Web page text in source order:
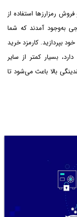
رمزارزها استفاده از
به‌وجود آمدند که شما
بپردازید. کارمزد خرید
بسیار کمتر از سایر
بالا باعث می‌شود تا